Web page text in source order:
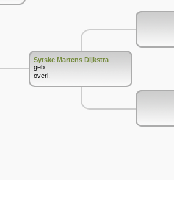
Sytske Martens Dijkstra
geb.
overl.